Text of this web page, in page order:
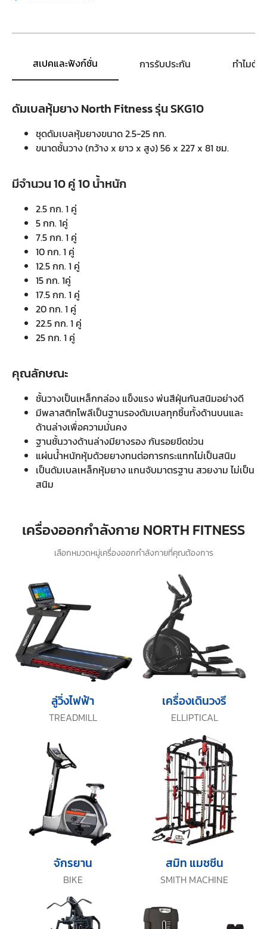
สเปคและฟังก์ชั่น การรับประกัน ทำไมต้
ดัมเบลหุ้มยาง North Fitness รุ่น SKG10
ชุดดัมเบลหุ้มยางขนาด 2.5-25 กก.
ขนาดชั้นวาง (กว้าง x ยาว x สูง) 56 x 227 x 81 ชม.
มีจำนวน 10 คู่ 10 น้ำหนัก
2.5 กก. 1 คู่
5 กก. 1คู่
7.5 กก. 1 คู่
10 กก. 1 คู่
12.5 กก. 1 คู่
15 กก. 1คู่
17.5 กก. 1 คู่
20 กก. 1 คู่
22.5 กก. 1 คู่
25 กก. 1 คู่
คุณลักษณะ
ชั้นวางเป็นเหล็กกล่อง แข็งแรง พ่นสีฝุ่นกันสนิมอย่างดี
มีพลาสติกโพลีเป็นฐานรองดัมเบลทุกชิ้นทั้งด้านบนและ
ด้านล่างเพื่อความมั่นคง
ฐานชั้นวางด้านล่างมียางรอง กันรอยขีดข่วน
แผ่นน้ำหนักหุ้มด้วยยางทนต่อการกระแทกไม่เป็นสนิม
เป็นดัมเบลเหล็กหุ้มยาง แกนจับมาตรฐาน สวยงาม ไม่เป็น
สนิม
เลือกหมวดหมู่เครื่องออกกำลังกายที่คุณต้องการ
เครื่องออกกำลังกาย NORTH FITNESS
TREADMILL
ลู่วิ่งไฟฟ้า
ELLIPTICAL
เครื่องเดินวงรี
BIKE
จักรยาน
SMITH MACHINE
สมิท แมชชีน